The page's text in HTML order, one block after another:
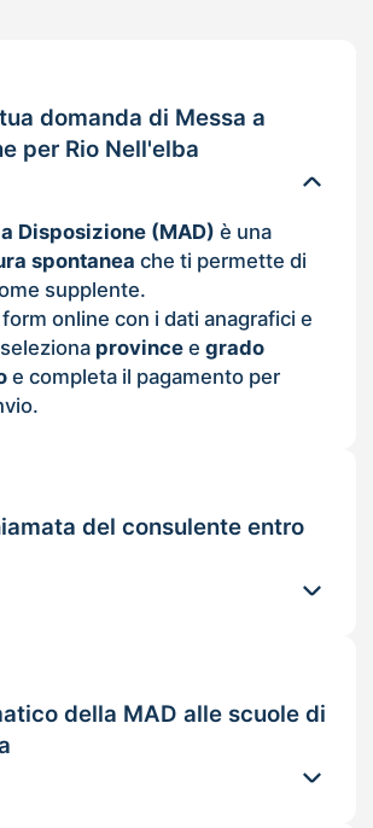
domanda di Messa a
per Rio Nell'elba
Disposizione (MAD) è una
spontanea che ti permette di
supplente.
online con i dati anagrafici e
provincee grado
e completa il pagamento per
del consulente entro
della MAD alle scuole di